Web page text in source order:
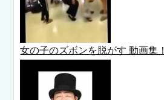
女の子のズボンを脱がす 動画集！